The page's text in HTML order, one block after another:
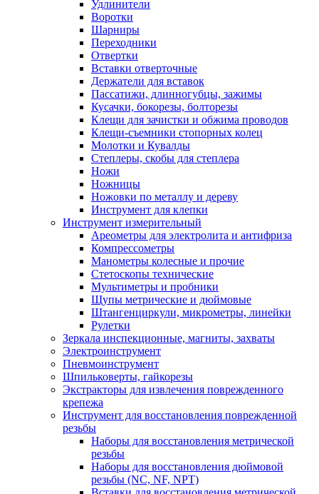
Удлинители
Воротки
Шарниры
Переходники
Отвертки
Вставки отверточные
Держатели для вставок
Пассатижи, длинногубцы, зажимы
Кусачки, бокорезы, болторезы
Клещи для зачистки и обжима проводов
Клещи-съемники стопорных колец
Молотки и Кувалды
Степлеры, скобы для степлера
Ножи
Ножницы
Ножовки по металлу и дереву
Инструмент для клепки
Инструмент измерительный
Ареометры для электролита и антифриза
Компрессометры
Манометры колесные и прочие
Стетоскопы технические
Мультиметры и пробники
Щупы метрические и дюймовые
Штангенциркули, микрометры, линейки
Рулетки
Зеркала инспекционные, магниты, захваты
Электроинструмент
Пневмоинструмент
Шпильковерты, гайкорезы
Экстракторы для извлечения поврежденного
крепежа
Инструмент для восстановления поврежденной
резьбы
Наборы для восстановления метрической
резьбы
Наборы для восстановления дюймовой
резьбы (NC, NF, NPT)